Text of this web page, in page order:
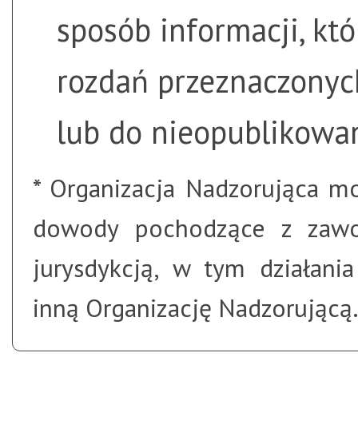
sposób informacji,
rozdań
lub do
* Organizacja Nadzorująca
dowody pochodzące z
jurysdykcją, w tym
inną Organizację Nadzorującą.